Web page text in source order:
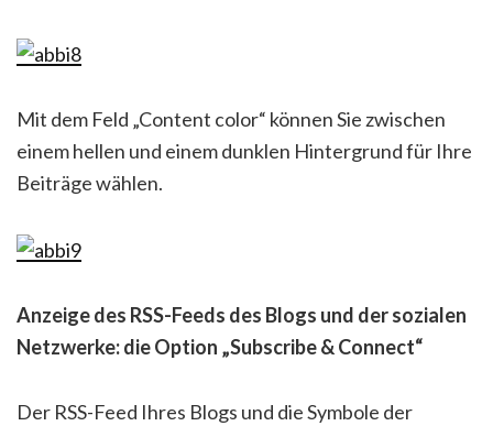
Mit dem Feld „Content color“ können Sie zwischen
einem hellen und einem dunklen Hintergrund für Ihre
Beiträge wählen.
Anzeige des RSS-Feeds des Blogs und der sozialen
Netzwerke: die Option „Subscribe & Connect“
Der RSS-Feed Ihres Blogs und die Symbole der